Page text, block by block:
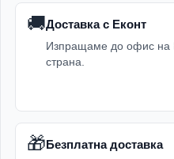
🚚Доставка с Еконт
Изпращаме до офис на
страна.
🎁Безплатна доставка